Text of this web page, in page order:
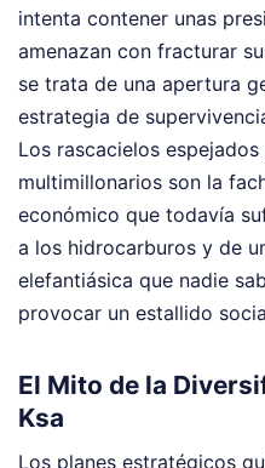
intenta contener unas
amenazan con fracturar
se trata de una apertura
estrategia de
Los rascacielos
multimillonarios son la
económico que todavía
a los hidrocarburos y de
elefantiásica que nadie
provocar un estallido
El Mito de la
Ksa
Los planes estratégicos